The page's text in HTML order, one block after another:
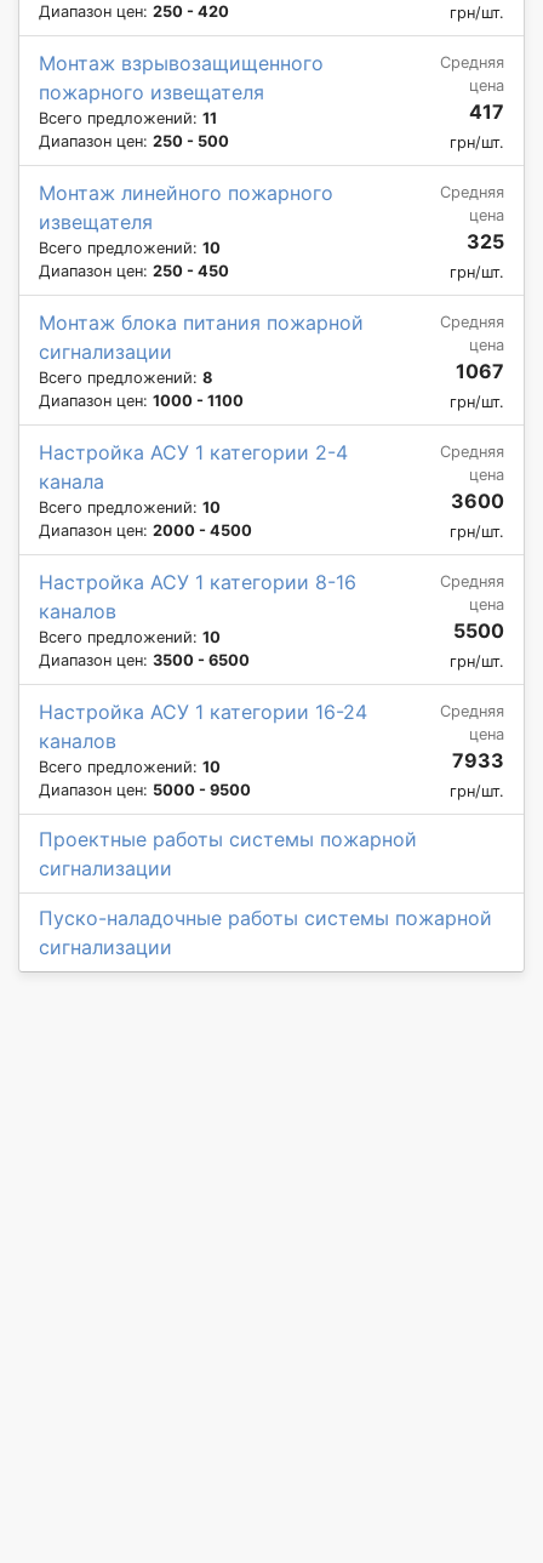
Диапазон цен: 250 - 420 грн/шт.
Монтаж взрывозащищенного
пожарного извещателя
Всего предложений: 11
Диапазон цен: 250 - 500
Средняя
цена
417
грн/шт.
Монтаж линейного пожарного
извещателя
Всего предложений: 10
Диапазон цен: 250 - 450
Средняя
цена
325
грн/шт.
Монтаж блока питания пожарной
сигнализации
Всего предложений: 8
Диапазон цен: 1000 - 1100
Средняя
цена
1067
грн/шт.
Настройка АСУ 1 категории 2-4
канала
Всего предложений: 10
Диапазон цен: 2000 - 4500
Средняя
цена
3600
грн/шт.
Настройка АСУ 1 категории 8-16
каналов
Всего предложений: 10
Диапазон цен: 3500 - 6500
Средняя
цена
5500
грн/шт.
Настройка АСУ 1 категории 16-24
каналов
Всего предложений: 10
Диапазон цен: 5000 - 9500
Средняя
цена
7933
грн/шт.
Проектные работы системы пожарной
сигнализации
Пуско-наладочные работы системы пожарной
сигнализации